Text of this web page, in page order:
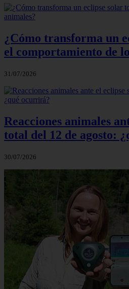
¿Cómo transforma un
el comportamiento de
31/07/2026
Reacciones animales
total del 12 de agosto:
30/07/2026